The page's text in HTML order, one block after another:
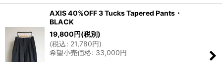
AXIS 40%OFF 3 Tucks Tapered Pants・
BLACK
19,800円(税別)
(税込: 21,780円)
希望小売価格: 33,000円